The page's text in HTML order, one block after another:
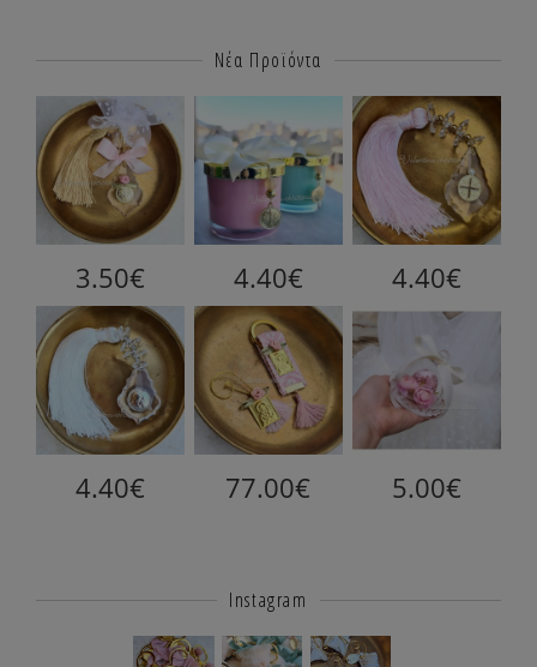
Νέα Προϊόντα
3.50€ 4.40€ 4.40€
4.40€ 77.00€ 5.00€
Instagram